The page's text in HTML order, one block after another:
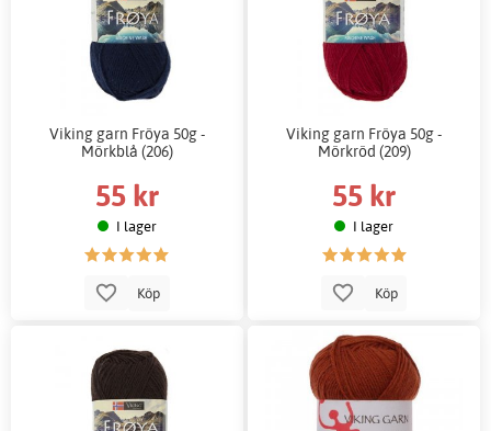
Viking garn Fröya 50g -
Mörkblå (206)
55 kr
I lager
Köp
Viking garn Fröya 50g -
Mörkröd (209)
55 kr
I lager
Köp